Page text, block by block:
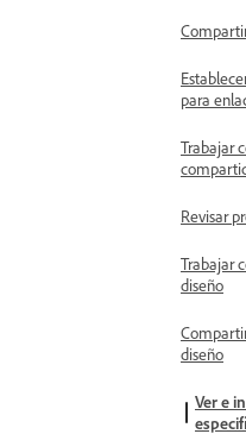
para
Trabajar
Revisar
Trabajar
diseño
diseño
Ver e